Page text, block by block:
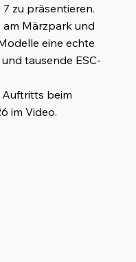
zu präsentieren.
am Märzpark und
eine echte
tausende ESC-
beim
im Video.